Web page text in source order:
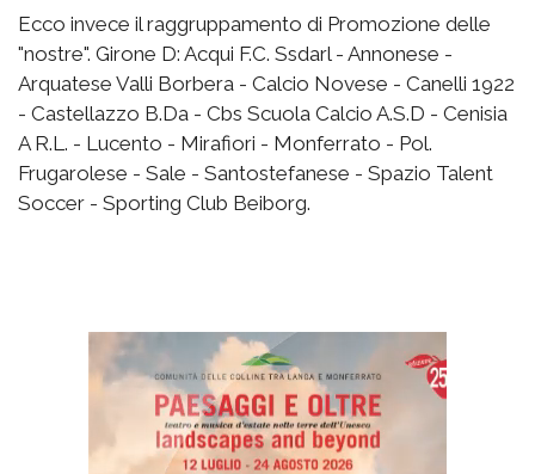
Ecco invece il raggruppamento di Promozione delle
"nostre". Girone D: Acqui F.C. Ssdarl - Annonese -
Arquatese Valli Borbera - Calcio Novese - Canelli 1922
- Castellazzo B.Da - Cbs Scuola Calcio A.S.D - Cenisia
A R.L. - Lucento - Mirafiori - Monferrato - Pol.
Frugarolese - Sale - Santostefanese - Spazio Talent
Soccer - Sporting Club Beiborg.